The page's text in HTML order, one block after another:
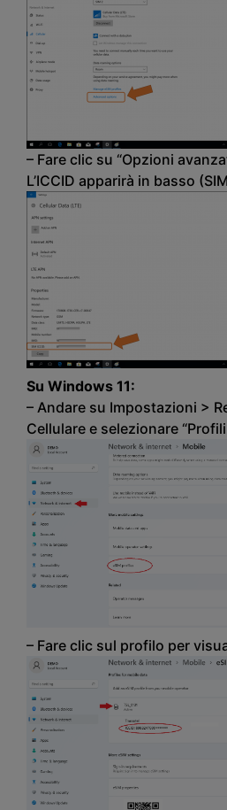
– Fare clic su “Opzioni
L’ICCID apparirà in basso
Su Windows 11:
– Andare su Impostazioni >
Cellulare e selezionare “Profili
– Fare clic sul profilo per